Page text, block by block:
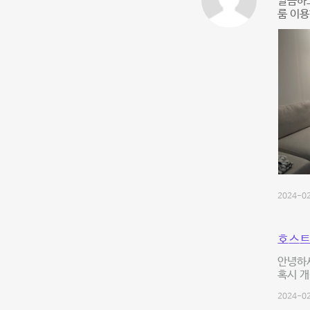
룸 이
2024-
호스
안녕하
혹시
2024-